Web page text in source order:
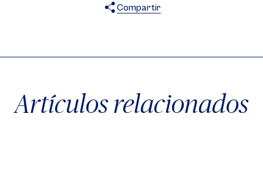
Compartir
Artículos relacionados